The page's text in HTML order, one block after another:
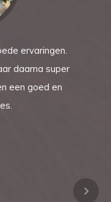
ervaringen.
daarna super
een goed en